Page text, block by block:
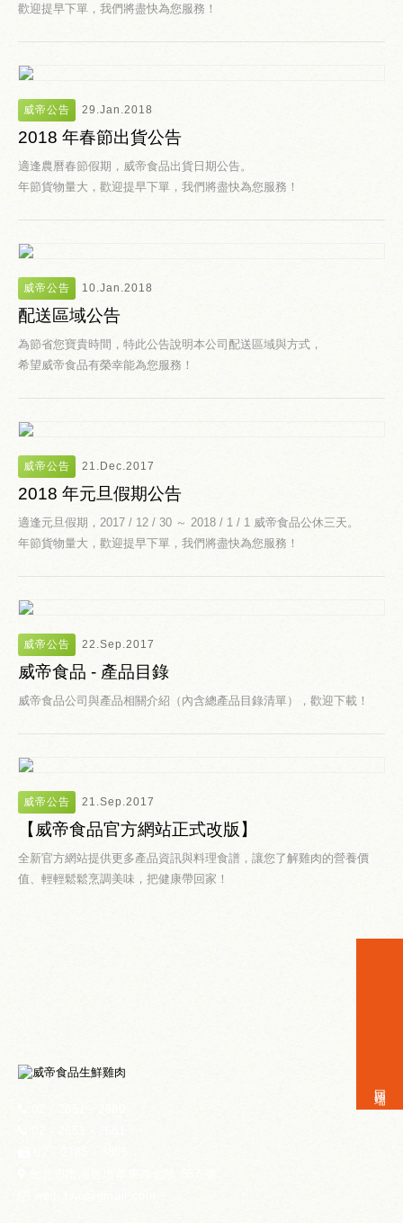
歡迎提早下單，我們將盡快為您服務！
威帝公告 29.Jan.2018
2018 年春節出貨公告
適逢農曆春節假期，威帝食品出貨日期公告。
年節貨物量大，歡迎提早下單，我們將盡快為您服務！
威帝公告 10.Jan.2018
配送區域公告
為節省您寶貴時間，特此公告說明本公司配送區域與方式，
希望威帝食品有榮幸能為您服務！
威帝公告 21.Dec.2017
2018 年元旦假期公告
適逢元旦假期，2017 / 12 / 30 ～ 2018 / 1 / 1 威帝食品公休三天。
年節貨物量大，歡迎提早下單，我們將盡快為您服務！
威帝公告 22.Sep.2017
威帝食品 - 產品目錄
威帝食品公司與產品相關介紹（內含總產品目錄清單），歡迎下載！
威帝公告 21.Sep.2017
【威帝食品官方網站正式改版】
全新官方網站提供更多產品資訊與料理食譜，讓您了解雞肉的營養價
值、輕輕鬆鬆烹調美味，把健康帶回家！